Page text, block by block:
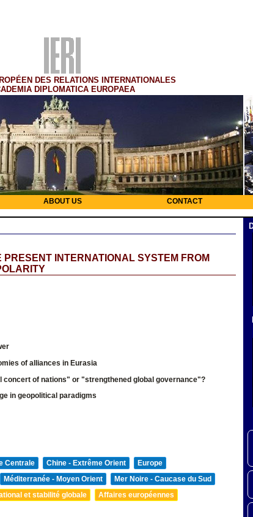
DES RELATIONS INTERNATIONALES
DIPLOMATICA EUROPAEA
ABOUT US CONTACT
PRESENT INTERNATIONAL SYSTEM FROM
of alliances in Eurasia
concert of nations" or "strengthened global governance"?
in geopolitical paradigms
Centrale Chine - Extrême Orient
Europe
Méditerranée - Moyen Orient
Mer Noire - Caucase du Sud
et stabilité globale
Affaires européennes